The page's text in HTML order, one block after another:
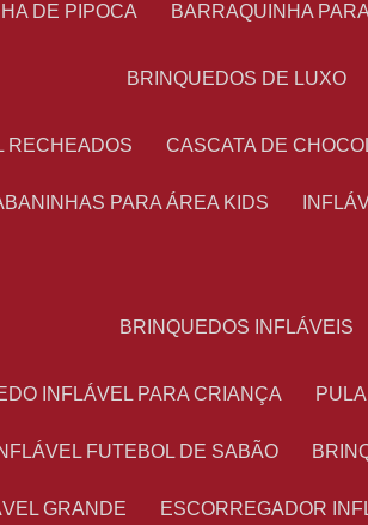
DE PIPOCA BARRAQUINHA
BRINQUEDOS DE LUXO
RECHEADOS CASCATA DE
PARA ÁREA KIDS
BRINQUEDOS INFLÁVEIS
INFLÁVEL PARA CRIANÇA
FUTEBOL DE SABÃO
GRANDE ESCORREGADOR